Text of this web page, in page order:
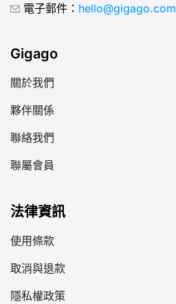
電子郵件： hello@gigago.com
Gigago
關於我們
夥伴關係
聯絡我們
聯屬會員
法律資訊
使用條款
取消與退款
隱私權政策